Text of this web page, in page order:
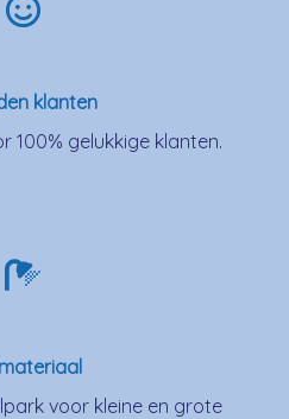
klanten
100% gelukkige klanten.
voor kleine en grote